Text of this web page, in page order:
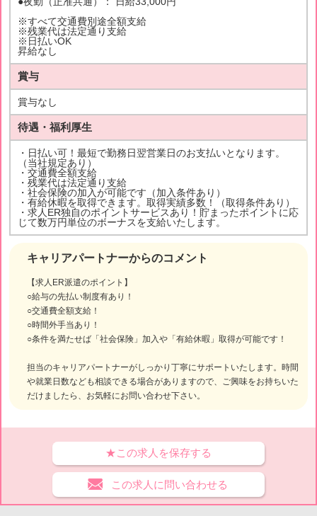
キャリアパートナーからのコメント
【求人ER派遣のポイント】
○給与の先払い制度有あり！
○交通費全額支給！
○時間外手当あり！
○条件を満たせば「社会保険」加入や「有給休暇」取得が可能です！
担当のキャリアパートナーがしっかり丁寧にサポートいたします。時間
や就業日数なども相談できる場合がありますので、ご興味をお持ちいた
だけましたら、お気軽にお問い合わせ下さい。
※すべて交通費別途全額支給
※残業代は法定通り支給
※日払いOK
昇給なし
賞与
賞与なし
待遇・福利厚生
・日払い可！最短で勤務日翌営業日のお支払いとなります。
（当社規定あり）
・交通費全額支給
・残業代は法定通り支給
・社会保険の加入が可能です（加入条件あり）
・有給休暇を取得できます。取得実績多数！（取得条件あり）
・求人ER独自のポイントサービスあり！貯まったポイントに応
じて数万円単位のボーナスを支給いたします。
★この求人を保存する
この求人に問い合わせる